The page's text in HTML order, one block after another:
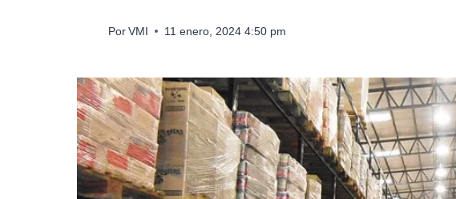
Por VMI 11 enero, 2024 4:50 pm